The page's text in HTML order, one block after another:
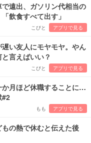
遠出、ガソリン代相当の
飲食すべて出す」
こびと アプリで見る
い友人にモヤモヤ。やん
言えばいい？
こびと アプリで見る
か月ほど休職することに…
#2
もも アプリで見る
の熱で休むと伝えた後